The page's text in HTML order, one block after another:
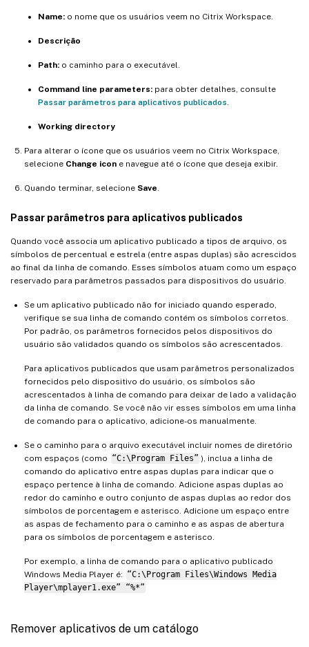
Name: o nome que os usuários veem no Citrix Workspace.
Descrição
Path: o caminho para o executável.
Command line parameters: para obter detalhes, consulte
Passar parâmetros para aplicativos publicados
Working directory
Para alterar o ícone que os usuários veem no Citrix Workspace,
selecione Change icon e navegue até o ícone que deseja exibir.
Quando terminar, selecione Save
Passar parâmetros para aplicativos publicados
Quando você associa um aplicativo publicado a tipos de arquivo, os
símbolos de percentual e estrela (entre aspas duplas) são acrescidos
ao final da linha de comando. Esses símbolos atuam como um espaço
reservado para parâmetros passados para dispositivos do usuário.
Se um aplicativo publicado não for iniciado quando esperado,
verifique se sua linha de comando contém os símbolos corretos.
Por padrão, os parâmetros fornecidos pelos dispositivos do
usuário são validados quando os símbolos são acrescentados.
Para aplicativos publicados que usam parâmetros personalizados
fornecidos pelo dispositivo do usuário, os símbolos são
acrescentados à linha de comando para deixar de lado a validação
da linha de comando. Se você não vir esses símbolos em uma linha
de comando para o aplicativo, adicione-os manualmente.
Se o caminho para o arquivo executável incluir nomes de diretório
com espaços (como “C:\Program Files” ), inclua a linha de
comando do aplicativo entre aspas duplas para indicar que o
espaço pertence à linha de comando. Adicione aspas duplas ao
redor do caminho e outro conjunto de aspas duplas ao redor dos
símbolos de porcentagem e asterisco. Adicione um espaço entre
as aspas de fechamento para o caminho e as aspas de abertura
para os símbolos de porcentagem e asterisco.
Por exemplo, a linha de comando para o aplicativo publicado
Windows Media Player é: “C:\Program Files\Windows Media
Player\mplayer1.exe” “%*”
Remover aplicativos de um catálogo